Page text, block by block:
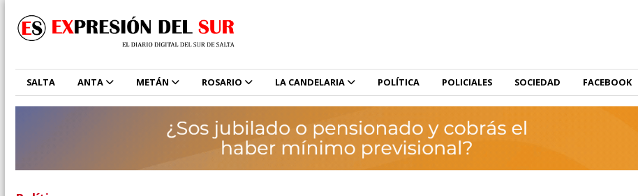
SALTA ANTA METÁN ROSARIO LA CANDELARIA POLÍTICA POLICIALES SOCIEDAD FACEBOOK